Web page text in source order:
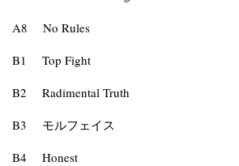
A8
No Rules
B1
Top Fight
B2
Radimental Truth
B3
モルフェイス
B4
Honest